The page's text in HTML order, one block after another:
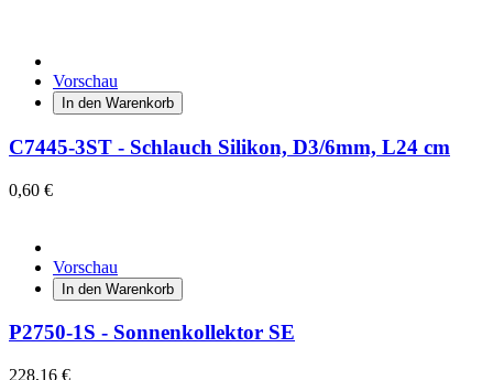
Vorschau
In den Warenkorb
C7445-3ST - Schlauch Silikon, D3/6mm, L24 cm
0,60 €
Vorschau
In den Warenkorb
P2750-1S - Sonnenkollektor SE
228,16 €